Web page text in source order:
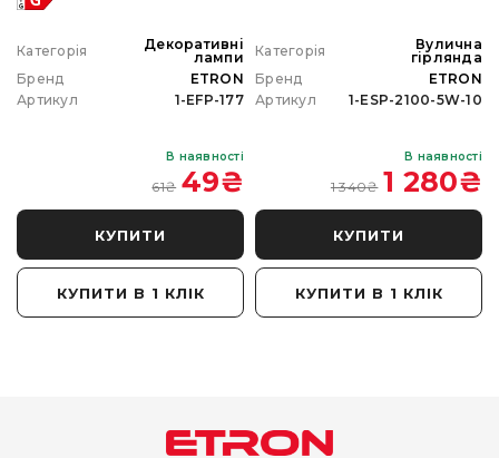
Категорія
Декоративні
лампи
Бренд
ETRON
Артикул
1-EFP-177
В наявності
61₴ 49₴
КУПИТИ
КУПИТИ В 1 КЛІК
Категорія
Вулична
гірлянда
Бренд
ETRON
Артикул
1-ESP-2100-5W-10
В наявності
1 340₴ 1 280₴
КУПИТИ
КУПИТИ В 1 КЛІК